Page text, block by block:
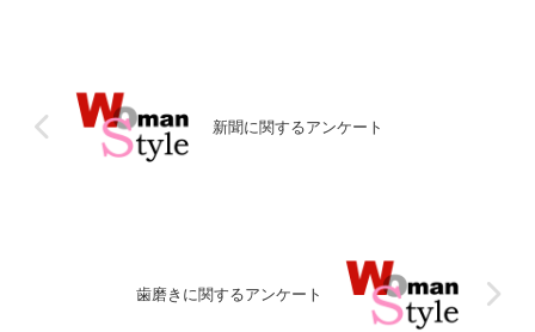
新聞に関するアンケート
歯磨きに関するアンケート